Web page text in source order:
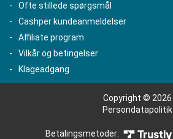
Ofte stillede spørgsmål
Cashper kundeanmeldelser
Affiliate program
Vilkår og betingelser
Klageadgang
Copyright © 2026
Persondatapolitik
Betalingsmetoder: